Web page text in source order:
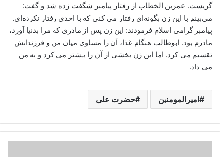
گریست. عمربن الخطاب از رفتار پیامبر شگفت زده شد و گفت:
می‌بینم با این زن بگونه‌ای رفتار می کنی که با احدی رفتار نکرده‌ای.
پیامبر گرامی اسلام فرمودند: این زن پس از مادری که مرا بدنیا آورد،
مادرم بود. ابوطالب هنگام غذا، آن را مساوی میان من و فرزندانش
تقسیم می کرد. اما این زن بخشی از آن را بیشتر می کرد و به من
می داد.
امیرالمومنین حضرت علی